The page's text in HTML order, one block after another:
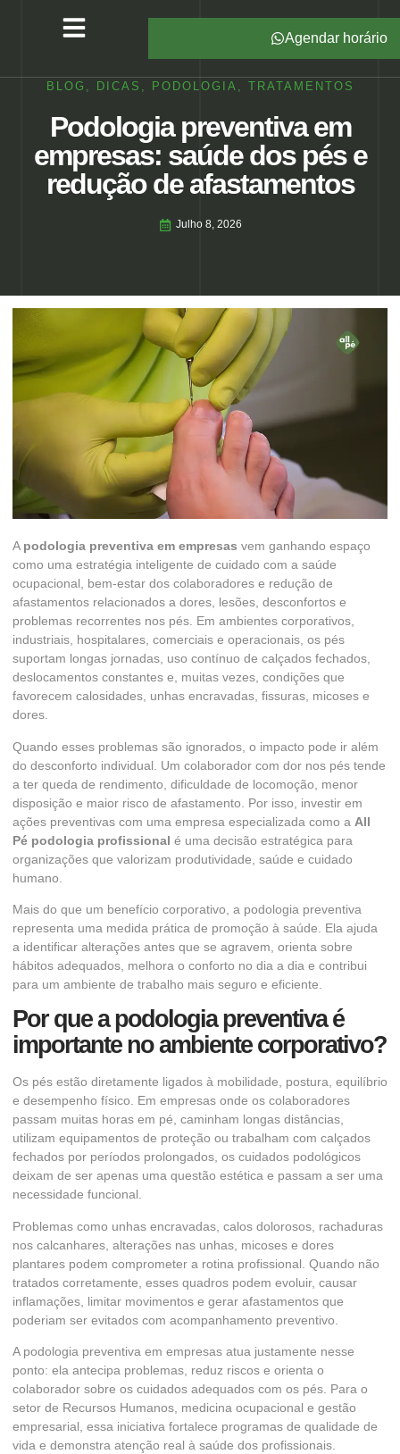
Agendar horário
BLOG , DICAS , PODOLOGIA , TRATAMENTOS
Podologia preventiva em
empresas: saúde dos pés e
redução de afastamentos
Julho 8, 2026
A podologia preventiva em empresas vem ganhando espaço
como uma estratégia inteligente de cuidado com a saúde
ocupacional, bem-estar dos colaboradores e redução de
afastamentos relacionados a dores, lesões, desconfortos e
problemas recorrentes nos pés. Em ambientes corporativos,
industriais, hospitalares, comerciais e operacionais, os pés
suportam longas jornadas, uso contínuo de calçados fechados,
deslocamentos constantes e, muitas vezes, condições que
favorecem calosidades, unhas encravadas, fissuras, micoses e
dores.
Quando esses problemas são ignorados, o impacto pode ir além
do desconforto individual. Um colaborador com dor nos pés tende
a ter queda de rendimento, dificuldade de locomoção, menor
disposição e maior risco de afastamento. Por isso, investir em
ações preventivas com uma empresa especializada como a All
Pé podologia profissional é uma decisão estratégica para
organizações que valorizam produtividade, saúde e cuidado
humano.
Mais do que um benefício corporativo, a podologia preventiva
representa uma medida prática de promoção à saúde. Ela ajuda
a identificar alterações antes que se agravem, orienta sobre
hábitos adequados, melhora o conforto no dia a dia e contribui
para um ambiente de trabalho mais seguro e eficiente.
Por que a podologia preventiva é
importante no ambiente corporativo?
Os pés estão diretamente ligados à mobilidade, postura, equilíbrio
e desempenho físico. Em empresas onde os colaboradores
passam muitas horas em pé, caminham longas distâncias,
utilizam equipamentos de proteção ou trabalham com calçados
fechados por períodos prolongados, os cuidados podológicos
deixam de ser apenas uma questão estética e passam a ser uma
necessidade funcional.
Problemas como unhas encravadas, calos dolorosos, rachaduras
nos calcanhares, alterações nas unhas, micoses e dores
plantares podem comprometer a rotina profissional. Quando não
tratados corretamente, esses quadros podem evoluir, causar
inflamações, limitar movimentos e gerar afastamentos que
poderiam ser evitados com acompanhamento preventivo.
A podologia preventiva em empresas atua justamente nesse
ponto: ela antecipa problemas, reduz riscos e orienta o
colaborador sobre os cuidados adequados com os pés. Para o
setor de Recursos Humanos, medicina ocupacional e gestão
empresarial, essa iniciativa fortalece programas de qualidade de
vida e demonstra atenção real à saúde dos profissionais.